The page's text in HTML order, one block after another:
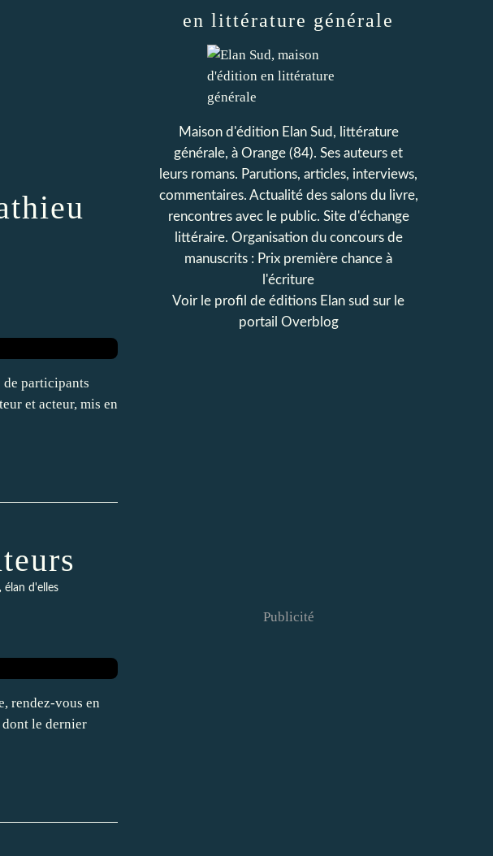
participants
et acteur, mis en
, élan d'elles
rendez-vous en
le dernier
en littérature générale
Maison d'édition Elan Sud, littérature
générale, à Orange (84). Ses auteurs et
leurs romans. Parutions, articles, interviews,
commentaires. Actualité des salons du livre,
rencontres avec le public. Site d'échange
littéraire. Organisation du concours de
manuscrits : Prix première chance à
l'écriture
Voir le profil de éditions Elan sud sur le
portail Overblog
Publicité